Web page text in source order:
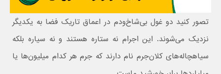
تصور کنید دو غول بی‌شاخ‌ودم در اعماق تاریک فضا به یکدیگر
نزدیک می‌شوند. این اجرام نه ستاره هستند و نه سیاره بلکه
سیاهچاله‌های کلان‌جرم نام دارند که جرم هر کدام میلیون‌ها یا